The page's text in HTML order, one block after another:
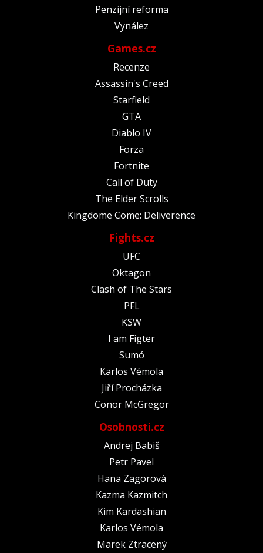
Penzijní reforma
Vynález
Games.cz
Recenze
Assassin's Creed
Starfield
GTA
Diablo IV
Forza
Fortnite
Call of Duty
The Elder Scrolls
Kingdome Come: Deliverence
Fights.cz
UFC
Oktagon
Clash of The Stars
PFL
KSW
I am Figter
Sumó
Karlos Vémola
Jiří Procházka
Conor McGregor
Osobnosti.cz
Andrej Babiš
Petr Pavel
Hana Zagorová
Kazma Kazmitch
Kim Kardashian
Karlos Vémola
Marek Ztracený